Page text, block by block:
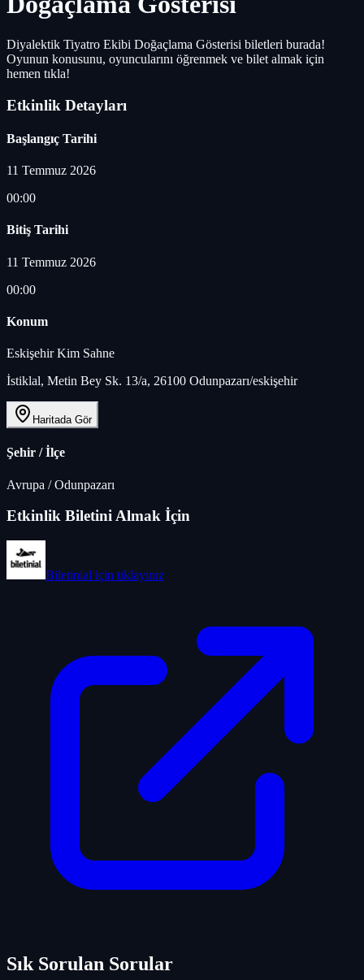
Diyalektik Tiyatro Ekibi Doğaçlama Gösterisi biletleri burada!
Oyunun konusunu, oyuncularını öğrenmek ve bilet almak için
hemen tıkla!
Etkinlik Detayları
Başlangıç Tarihi
11 Temmuz 2026
00:00
Bitiş Tarihi
11 Temmuz 2026
00:00
Konum
Eskişehir Kim Sahne
İstiklal, Metin Bey Sk. 13/a, 26100 Odunpazarı/eskişehir
Haritada Gör
Şehir / İlçe
Avrupa /Odunpazarı
Etkinlik Biletini Almak İçin
Biletinial için tıklayınız
Sık Sorulan Sorular